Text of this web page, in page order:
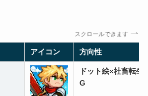
スクロールできます
アイコン 方向性
ドット絵×社畜転生
G